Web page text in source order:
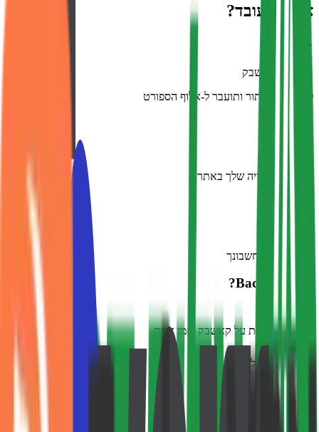
איך זה עובד?
1
הפעל קאשבק
לחץ על הכפתור ותועבר ל-אלוף הספורט
בצע את הקנייה שלך באתר
למה Backtivo?
התראות על קאשבק בזמן אמת
שירות לקוחות בעברית
משיכה מהירה לחשבון
חנויות דומות